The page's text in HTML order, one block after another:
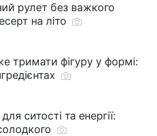
рулет без важкого
на літо
тримати фігуру у формі:
ситості та енергії: